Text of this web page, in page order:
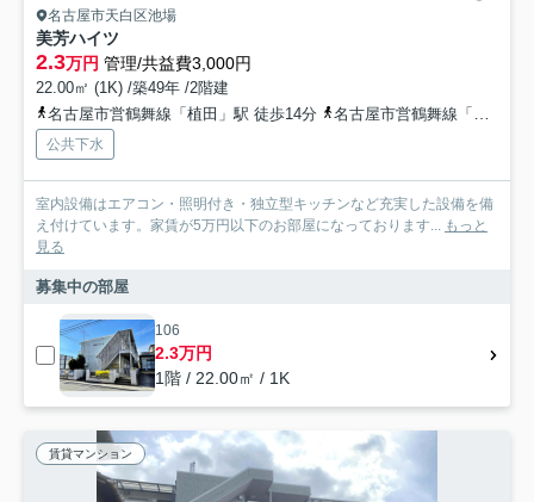
名古屋市天白区池場
美芳ハイツ
2.3万円 管理/共益費3,000円
22.00㎡ (1K) /築49年 /2階建
名古屋市営鶴舞線「植田」駅 徒歩14分
名古屋市営鶴舞線「塩釜口」駅 徒歩18分
公共下水
室内設備はエアコン・照明付き・独立型キッチンなど充実した設備を備
え付けています。家賃が5万円以下のお部屋になっております... もっと
見る
募集中の部屋
106
2.3万円
1階 / 22.00㎡ / 1K
賃貸マンション